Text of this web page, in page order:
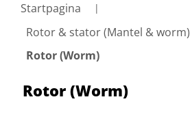
Startpagina
Rotor & stator (Mantel & worm)
Rotor (Worm)
Rotor (Worm)